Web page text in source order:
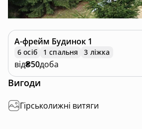
А-фрейм Будинок 1
6 осіб 1 спальня 3 ліжка
від₴50доба
Вигоди
Гірськолижні витяги